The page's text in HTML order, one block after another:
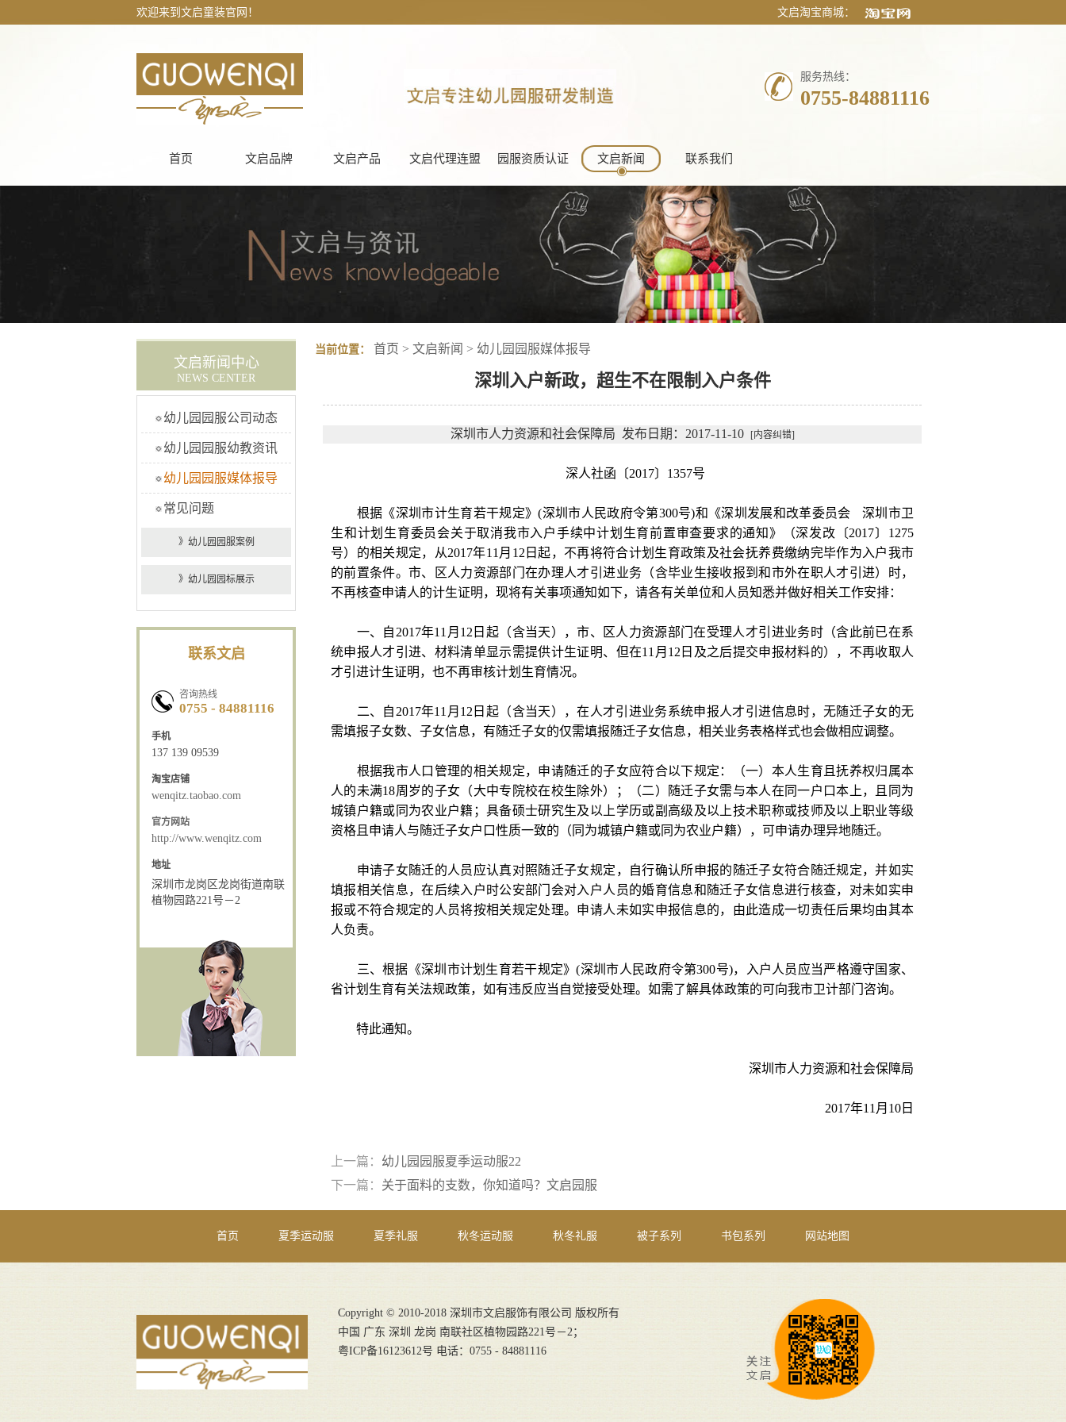
文启淘宝商城：
欢迎来到文启童装官网！
服务热线：
0755-84881116
首页 文启品牌 文启产品 文启代理连盟 园服资质认证 文启新闻 联系我们
文启新闻中心
NEWS CENTER
幼儿园园服公司动态
幼儿园园服幼教资讯
幼儿园园服媒体报导
常见问题
》幼儿园园服案例
》幼儿园园标展示
联系文启
咨询热线
0755 - 84881116
手机
137 139 09539
淘宝店铺
wenqitz.taobao.com
官方网站
http://www.wenqitz.com
地址
深圳市龙岗区龙岗街道南联
植物园路221号－2
当前位置： 首页 > 文启新闻 > 幼儿园园服媒体报导
深圳入户新政，超生不在限制入户条件
深圳市人力资源和社会保障局 发布日期：2017-11-10 [内容纠错]
深人社函〔2017〕1357号
根据《深圳市计生育若干规定》(深圳市人民政府令第300号)和《深圳发展和改革委员会 深圳市卫
生和计划生育委员会关于取消我市入户手续中计划生育前置审查要求的通知》（深发改〔2017〕1275
号）的相关规定，从2017年11月12日起，不再将符合计划生育政策及社会抚养费缴纳完毕作为入户我市
的前置条件。市、区人力资源部门在办理人才引进业务（含毕业生接收报到和市外在职人才引进）时，
不再核查申请人的计生证明，现将有关事项通知如下，请各有关单位和人员知悉并做好相关工作安排：
一、自2017年11月12日起（含当天），市、区人力资源部门在受理人才引进业务时（含此前已在系
统申报人才引进、材料清单显示需提供计生证明、但在11月12日及之后提交申报材料的），不再收取人
才引进计生证明，也不再审核计划生育情况。
二、自2017年11月12日起（含当天），在人才引进业务系统申报人才引进信息时，无随迁子女的无
需填报子女数、子女信息，有随迁子女的仅需填报随迁子女信息，相关业务表格样式也会做相应调整。
根据我市人口管理的相关规定，申请随迁的子女应符合以下规定：（一）本人生育且抚养权归属本
人的未满18周岁的子女（大中专院校在校生除外）；（二）随迁子女需与本人在同一户口本上，且同为
城镇户籍或同为农业户籍；具备硕士研究生及以上学历或副高级及以上技术职称或技师及以上职业等级
资格且申请人与随迁子女户口性质一致的（同为城镇户籍或同为农业户籍），可申请办理异地随迁。
申请子女随迁的人员应认真对照随迁子女规定，自行确认所申报的随迁子女符合随迁规定，并如实
填报相关信息，在后续入户时公安部门会对入户人员的婚育信息和随迁子女信息进行核查，对未如实申
报或不符合规定的人员将按相关规定处理。申请人未如实申报信息的，由此造成一切责任后果均由其本
人负责。
三、根据《深圳市计划生育若干规定》(深圳市人民政府令第300号)，入户人员应当严格遵守国家、
省计划生育有关法规政策，如有违反应当自觉接受处理。如需了解具体政策的可向我市卫计部门咨询。
特此通知。
深圳市人力资源和社会保障局
2017年11月10日
上一篇： 幼儿园园服夏季运动服22
下一篇： 关于面料的支数，你知道吗？文启园服
首页 夏季运动服 夏季礼服 秋冬运动服 秋冬礼服 被子系列 书包系列 网站地图
Copyright © 2010-2018 深圳市文启服饰有限公司 版权所有
中国 广东 深圳 龙岗 南联社区植物园路221号－2；
粤ICP备16123612号 电话：0755 - 84881116